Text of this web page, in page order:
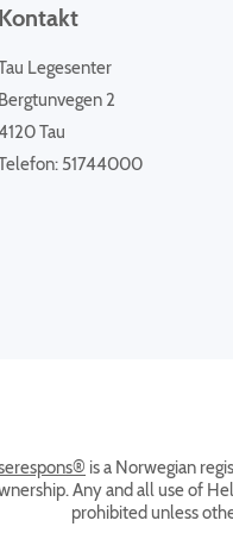
Kontakt
Legesenter
Bergtunvegen 2
Tau
51744000
is a Norwegian
Any and all use of
prohibited unless